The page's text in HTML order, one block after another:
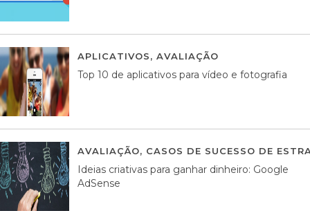
APLICATIVOS, AVALIAÇÃO
Top 10 de aplicativos para vídeo e fotografia
AVALIAÇÃO, CASOS DE SUCESSO DE
Ideias criativas para ganhar dinheiro: Google
AdSense